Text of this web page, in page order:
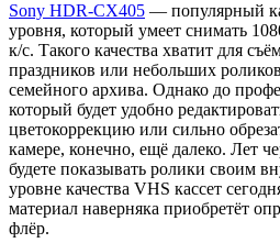
Sony HDR-CX405 — популярный
уровня, который умеет снимать
к/с. Такого качества хватит для
праздников или небольших
семейного архива. Однако до
который будет удобно
цветокоррекцию или сильно
камере, конечно, ещё далеко. Лет
будете показывать ролики своим
уровне качества VHS кассет
материал наверняка приобретёт
флёр.